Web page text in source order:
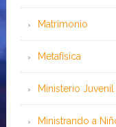
Matrimonio
Metafísica
Ministerio Juvenil
Ministrando a